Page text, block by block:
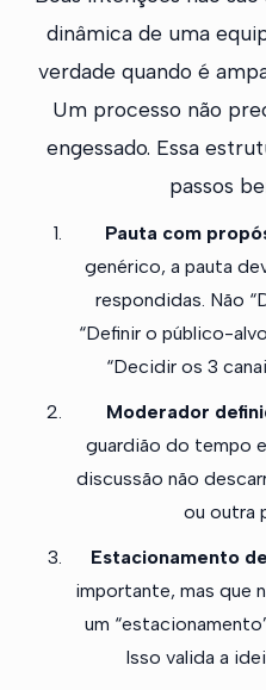
dinâmica de uma
verdade quando é
Um processo não
engessado. Essa
passos
Pauta com
genérico, a pauta
respondidas. Não
“Definir o público-
“Decidir os 3
Moderador
guardião do tempo
discussão não
ou outra
Estacionamento
importante, mas que
um
Isso valida a